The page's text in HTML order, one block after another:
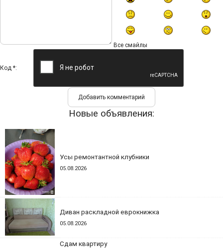
Все смайлы
Код *:
Новые объявления:
Усы ремонтантной клубники
05.08.2026
Диван раскладной еврокнижка
05.08.2026
Сдам квартиру